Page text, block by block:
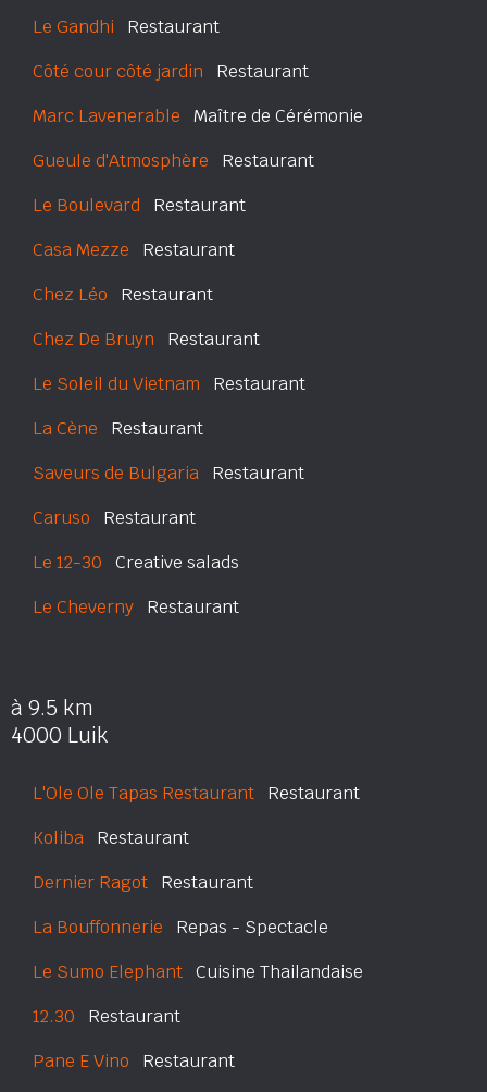
Le Gandhi Restaurant
Côté cour côté jardin Restaurant
Marc Lavenerable Maître de Cérémonie
Gueule d'Atmosphère Restaurant
Le Boulevard Restaurant
Casa Mezze Restaurant
Chez Léo Restaurant
Chez De Bruyn Restaurant
Le Soleil du Vietnam Restaurant
La Cène Restaurant
Saveurs de Bulgaria Restaurant
Caruso Restaurant
Le 12-30 Creative salads
Le Cheverny Restaurant
à 9.5 km
4000 Luik
L'Ole Ole Tapas Restaurant Restaurant
Koliba Restaurant
Dernier Ragot Restaurant
La Bouffonnerie Repas - Spectacle
Le Sumo Elephant Cuisine Thailandaise
12.30 Restaurant
Pane E Vino Restaurant